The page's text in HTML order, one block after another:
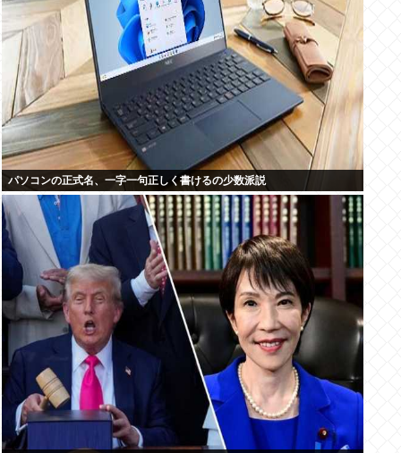
パソコンの正式名、一字一句正しく書けるの少数派説